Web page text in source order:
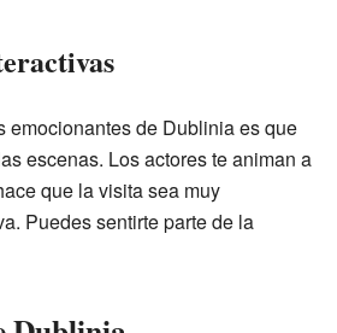
emocionantes de Dublinia es que
escenas. Los actores te animan a
que la visita sea muy
Puedes sentirte parte de la